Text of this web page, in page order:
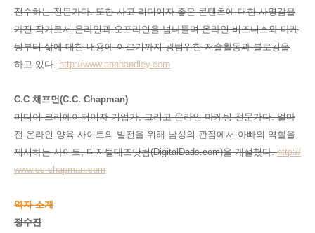
전수하는 전문가다. 또한 사고 리더이자 좋은 콘텐츠에 대한 사명감을
가진 작가로서 온라인과 오프라인을 넘나들며 온라인 비즈니스와 마케
팅부터 삶에 대한 내용에 이르기까지 광범위한 저술활동과 블로깅을
하고 있다.http://www.annhandley.com
C.C 채프먼(C.C. Chapman)
미디어 크리에이터이자 기업가, 그리고 온라인 마케팅 전문가다. 얼마
전 온라인 양육 사이트의 발전을 위해 남성의 관점에서 아빠의 역할을
제시하는 사이트, 디지털대즈닷컴(DigitalDads.com)을 개설했다.http://
www.cc-chapman.com
역자 소개
정수진